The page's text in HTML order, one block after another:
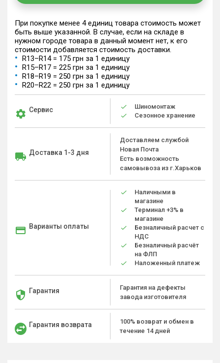
При покупке менее 4 единиц товара стоимость может
быть выше указанной. В случае, если на складе в
нужном городе товара в данный момент нет, к его
стоимости добавляется стоимость доставки.
R13–R14 = 175 грн за 1 единицу
R15–R17 = 225 грн за 1 единицу
R18–R19 = 250 грн за 1 единицу
R20–R22 = 250 грн за 1 единицу
Сервис
Шиномонтаж
Сезонное хранение
Доставка 1-3 дня
Доставляем службой
Новая Почта
Есть возможность
самовывоза из г.Харьков
Варианты оплаты
Наличными в
магазине
Терминал +3% в
магазине
Безналичный расчет с
НДС
Безналичный расчёт
на ФЛП
Наложенный платеж
Гарантия
Гарантия на дефекты
завода изготовителя
Гарантия возврата
100% возврат и обмен в
течение 14 дней